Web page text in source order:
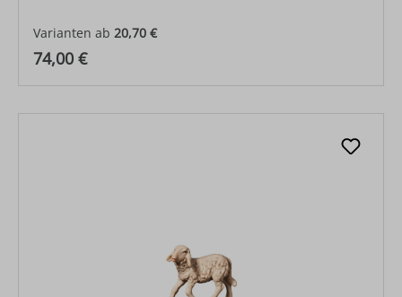
Varianten ab 20,70 €
Regulärer Preis:
74,00 €